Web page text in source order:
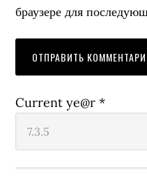
браузере для
Current ye@r*